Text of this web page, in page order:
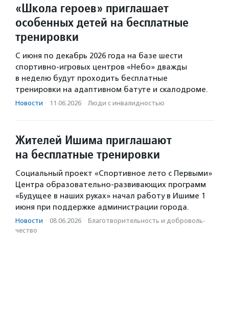
«Школа героев» приглашает
особенных детей на бесплатные
тренировки
С июня по декабрь 2026 года на базе шести
спортивно-игровых центров «Небо» дважды
в неделю будут проходить бесплатные
тренировки на адаптивном батуте и скалодроме.
Новости · 11.06.2026 · Люди с инвалидностью
Жителей Ишима приглашают
на бесплатные тренировки
Социальный проект «Спортивное лето с Первыми»
Центра образовательно-развивающих программ
«Будущее в наших руках» начал работу в Ишиме 1
июня при поддержке администрации города.
Новости · 08.06.2026 · Благотвори­тель­ность и доброволь­
чест­во